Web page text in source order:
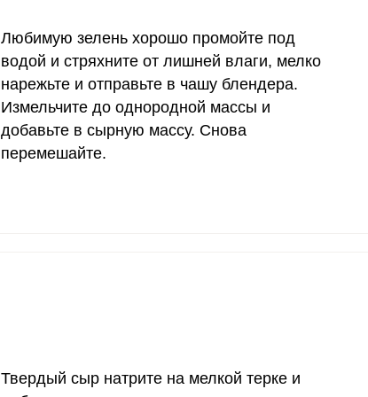
4000 мкг
50 мкг 2.3
12 мг 4.1
Любимую зелень хорошо промойте под
водой и стряхните от лишней влаги, мелко
нарежьте и отправьте в чашу блендера.
Измельчите до однородной массы и
добавьте в сырную массу. Снова
перемешайте.
Твердый сыр натрите на мелкой терке и